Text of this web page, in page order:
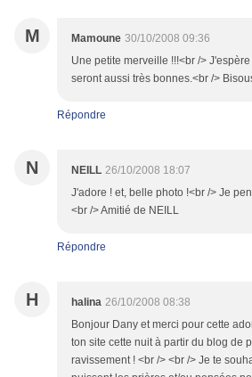
M Mamoune 30/10/2008 09:36
Une petite merveille !!!<br />
seront aussi très bonnes.<br />
Répondre
N NEILL 26/10/2008 18:07
J'adore ! et, belle photo !<br /> Je
<br /> Amitié de NEILL
Répondre
H halina 26/10/2008 08:38
Bonjour Dany et merci pour cette
ton site cette nuit à partir du blog de
ravissement ! <br /> <br /> Je te